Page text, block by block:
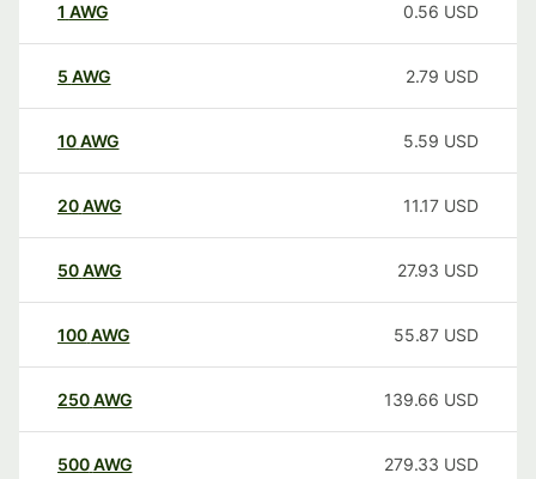
1 AWG 0.56 USD
5 AWG 2.79 USD
10AWG 5.59 USD
20AWG 11.17 USD
50AWG 27.93 USD
100AWG 55.87 USD
250AWG 139.66 USD
500AWG 279.33 USD